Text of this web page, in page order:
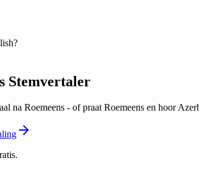
Stemvertaler
na Roemeens - of praat Roemeens en hoor